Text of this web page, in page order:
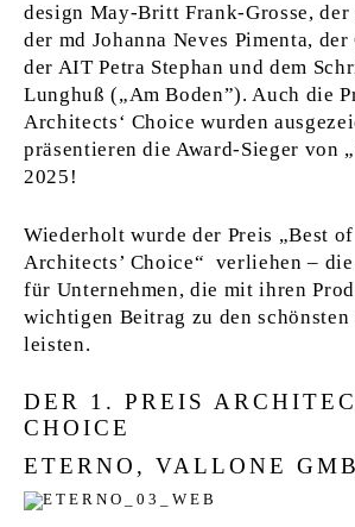
design May-Britt Frank-Grosse,
der md Johanna Neves Pimenta,
der AIT Petra Stephan und dem
Lunghuß („Am Boden”). Auch die
Architects‘ Choice wurden
präsentieren die Award-Sieger von
2025!
Wiederholt wurde der Preis „Best
Architects’ Choice“ verliehen –
für Unternehmen, die mit ihren
wichtigen Beitrag zu den
leisten.
DER 1. PREIS
CHOICE
ETERNO, VALLONE